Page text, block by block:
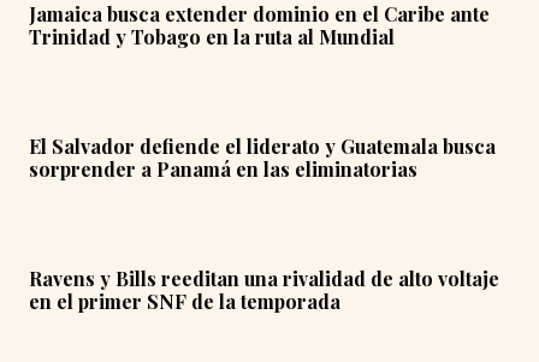
Jamaica busca extender dominio en el Caribe ante
Trinidad y Tobago en la ruta al Mundial
El Salvador defiende el liderato y Guatemala busca
sorprender a Panamá en las eliminatorias
Ravens y Bills reeditan una rivalidad de alto voltaje
en el primer SNF de la temporada